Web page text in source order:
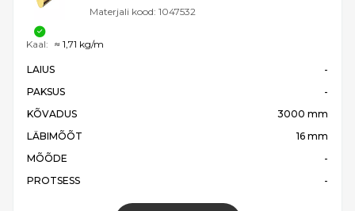
Materjali kood: 1047532
LAIUS
-
PAKSUS
-
KÕVADUS
3000 mm
LÄBIMÕÕT
16 mm
MÕÕDE
-
PROTSESS
-
Kaal: ≈ 1,71 kg/m